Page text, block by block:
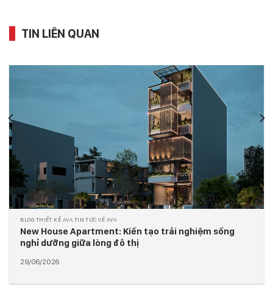
TIN LIÊN QUAN
TIN TỨC VỀ AVA BLOG THIẾT KẾ AVA KIẾN TRÚC & XÂY DỰNG
N68 Hotel Exterior: Mặt đứng bàn cờ kiến tạo dấu ấn
cho kiến trúc khách sạn hiện đại
29/06/2026